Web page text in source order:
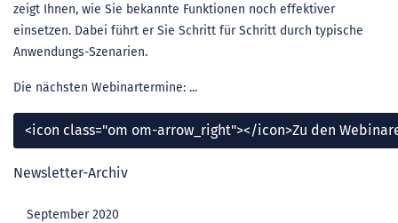
zeigt Ihnen, wie Sie bekannte Funktionen noch effektiver
einsetzen. Dabei führt er Sie Schritt für Schritt durch typische
Anwendungs-Szenarien.
Die nächsten Webinartermine: ...
<icon class="om om-arrow_right"></icon>Zu den
Newsletter-Archiv
September 2020